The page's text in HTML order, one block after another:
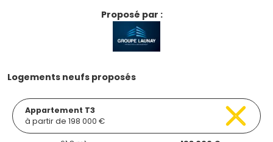
Proposé par :
Logements neufs proposés
Appartement T3
à partir de 198 000 €